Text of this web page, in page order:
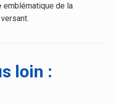
emblématique de la
loin :